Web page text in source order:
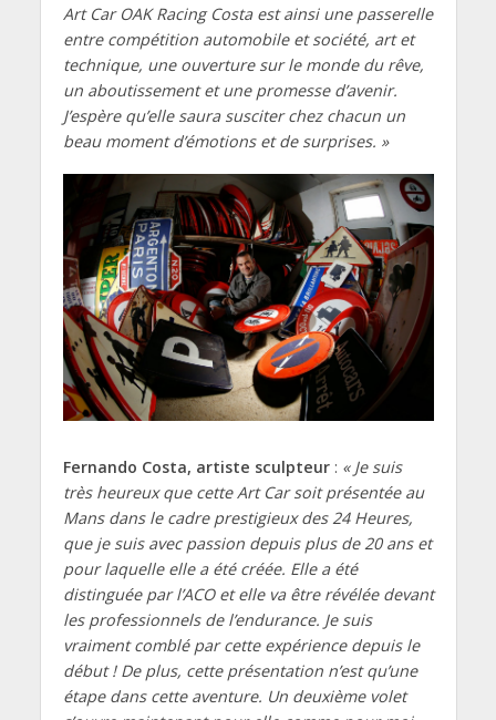
Art Car OAK Racing Costa est ainsi une passerelle
entre compétition automobile et société, art et
technique, une ouverture sur le monde du rêve,
un aboutissement et une promesse d’avenir.
J’espère qu’elle saura susciter chez chacun un
beau moment d’émotions et de surprises. »
Fernando Costa, artiste sculpteur: « Je suis
très heureux que cette Art Car soit présentée au
Mans dans le cadre prestigieux des 24 Heures,
que je suis avec passion depuis plus de 20 ans et
pour laquelle elle a été créée. Elle a été
distinguée par l’ACO et elle va être révélée devant
les professionnels de l’endurance. Je suis
vraiment comblé par cette expérience depuis le
début ! De plus, cette présentation n’est qu’une
étape dans cette aventure. Un deuxième volet